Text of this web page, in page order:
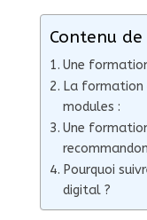
Contenu
Une
La formation
modules :
Une
Pourquoi
digital ?